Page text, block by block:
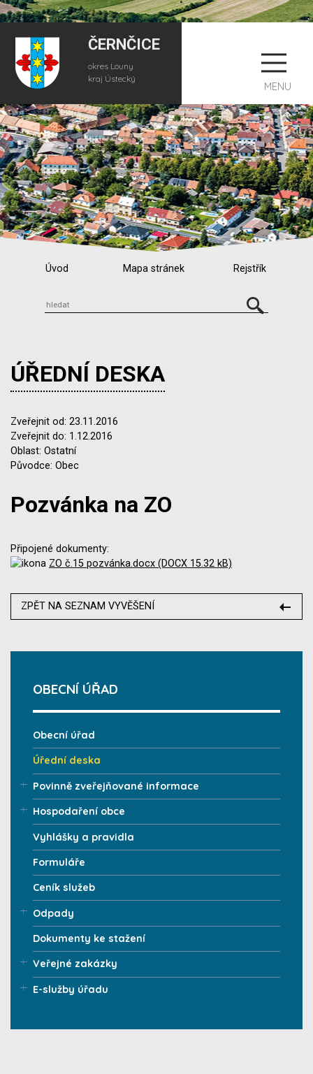
ČERNČICE
okres Louny
kraj Ústecký
MENU
Úvod Mapa stránek Rejstřík
ÚŘEDNÍ DESKA
Zveřejnit od: 23.11.2016
Zveřejnit do: 1.12.2016
Oblast: Ostatní
Původce: Obec
Pozvánka na ZO
Připojené dokumenty:
ZO č.15 pozvánka.docx (DOCX 15.32 kB)
ZPĚT NA SEZNAM VYVĚŠENÍ
OBECNÍ ÚŘAD
Obecní úřad
Úřední deska
Povinně zveřejňované informace
Hospodaření obce
Vyhlášky a pravidla
Formuláře
Ceník služeb
Odpady
Dokumenty ke stažení
Veřejné zakázky
E-služby úřadu